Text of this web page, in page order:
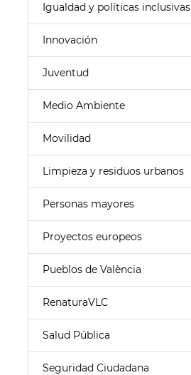
Igualdad y políticas inclusivas
Innovación
Juventud
Medio Ambiente
Movilidad
Limpieza y residuos urbanos
Personas mayores
Proyectos europeos
Pueblos de València
RenaturaVLC
Salud Pública
Seguridad Ciudadana